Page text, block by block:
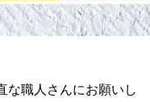
な職人さんにお願いし